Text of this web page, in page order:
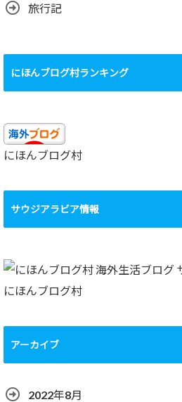
旅行記
にほんブログ村ランキング
にほんブログ村
サウジアラビア情報
にほんブログ村
アーカイブ
2022年8月